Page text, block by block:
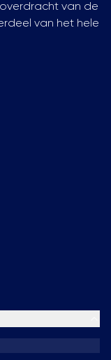
van de
van het hele